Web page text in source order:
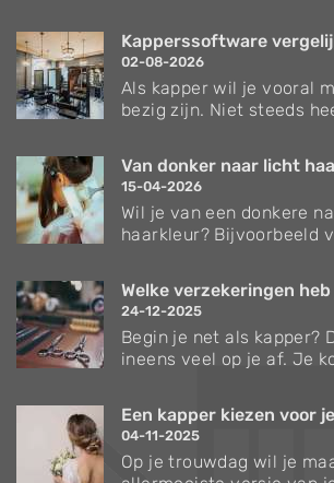
Kapperssoftware
02-08-2026
Als kapper wil je vooral
bezig zijn. Niet steeds
Van donker naar licht
15-04-2026
Wil je van een donkere
haarkleur? Bijvoorbeeld
Welke verzekeringen heb
24-12-2025
Begin je net als kapper?
ineens veel op je af. Je
Een kapper kiezen voor
04-11-2025
Op je trouwdag wil je